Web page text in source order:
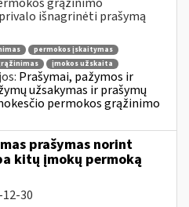
išnagrinėti prašymą
permokos įskaitymas
įmokos užskaita
Prašymai, pažymos ir
užsakymas ir prašymų
permokos grąžinimo
prašymas norint
kitų įmokų permoką
30